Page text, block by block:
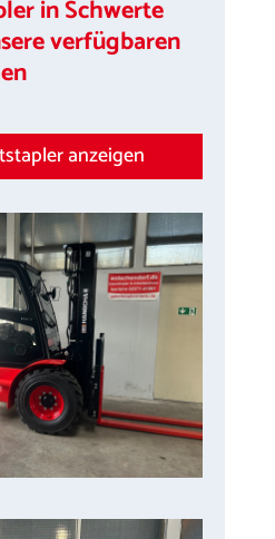
in Schwerte
verfügbaren
anzeigen